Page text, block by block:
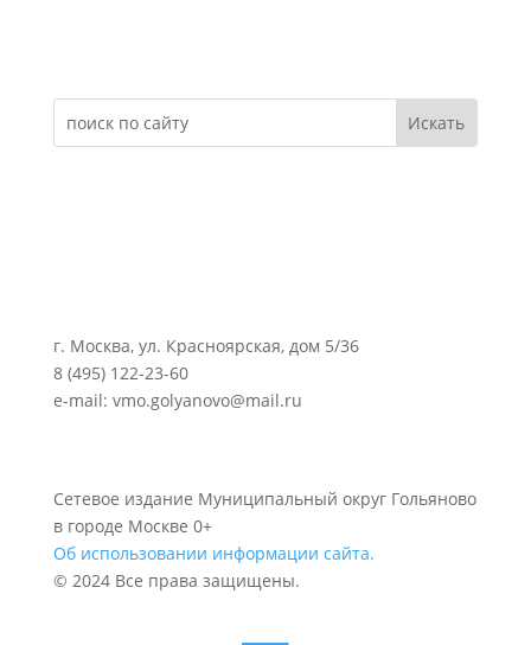
г. Москва, ул. Красноярская, дом 5/36
8 (495) 122-23-60
e-mail: vmo.golyanovo@mail.ru
Сетевое издание Муниципальный округ Гольяново
в городе Москве 0+
Об использовании информации сайта.
© 2024 Все права защищены.